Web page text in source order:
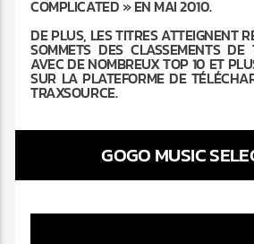
COMPLICATED » EN MAI 2010.
DE PLUS, LES TITRES ATTEIGNENT
SOMMETS DES CLASSEMENTS DE
AVEC DE NOMBREUX TOP 10 ET
SUR LA PLATEFORME DE
TRAXSOURCE.
GOGO MUSIC